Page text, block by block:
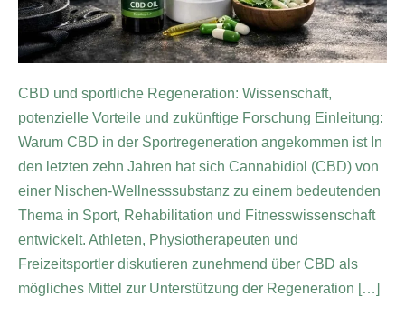
CBD und sportliche Regeneration: Wissenschaft,
potenzielle Vorteile und zukünftige Forschung Einleitung:
Warum CBD in der Sportregeneration angekommen ist In
den letzten zehn Jahren hat sich Cannabidiol (CBD) von
einer Nischen-Wellnesssubstanz zu einem bedeutenden
Thema in Sport, Rehabilitation und Fitnesswissenschaft
entwickelt. Athleten, Physiotherapeuten und
Freizeitsportler diskutieren zunehmend über CBD als
mögliches Mittel zur Unterstützung der Regeneration […]